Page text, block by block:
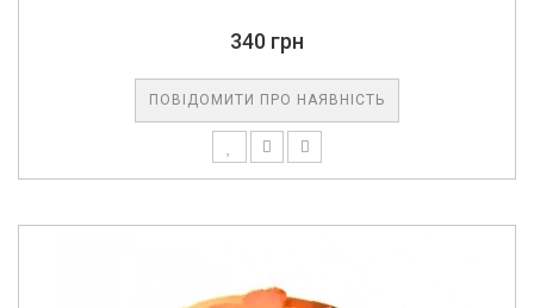
340 грн
ПОВІДОМИТИ ПРО НАЯВНІСТЬ